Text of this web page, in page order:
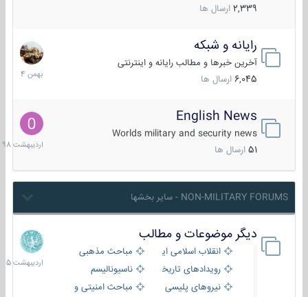
2,339 ارسال ها
رایانه و شبکه
آخرین خبرها و مطالب رایانه و اینترنتی
6,045 ارسال ها
30
بهمن
1404
English News
Worlds military and security news
51 ارسال ها
10
1398
NON-MILITARY FORUMS - سایر بخشها
دیگر موضوعات و مطالب
انقلاب اسلامی ایران
مباحث مذهبی
رویدادهای تاریخی و مذهبیناسیونالیسم
نیروهای پلیسی
مباحث امنیتی و اطلاعاتی
8
1405